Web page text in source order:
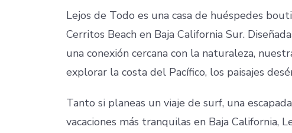
Lejos de Todo es una casa de huéspedes
Cerritos Beach en Baja California Sur.
una conexión cercana con la naturaleza,
explorar la costa del Pacífico, los paisajes
Tanto si planeas un viaje de surf, una
vacaciones más tranquilas en Baja California,